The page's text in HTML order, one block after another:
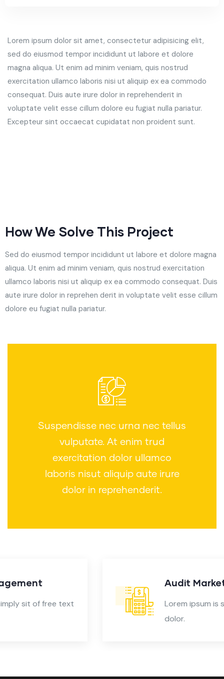
Lorem ipsum dolor sit amet, consectetur adipisicing elit,
sed do eiusmod tempor incididunt ut labore et dolore
magna aliqua. Ut enim ad minim veniam, quis nostrud
exercitation ullamco laboris nisi ut aliquip ex ea commodo
consequat. Duis aute irure dolor in reprehenderit in
voluptate velit esse cillum dolore eu fugiat nulla pariatur.
Excepteur sint occaecat cupidatat non proident sunt.
How We Solve This Project
Sed do eiusmod tempor incididunt ut labore et dolore magna
aliqua. Ut enim ad minim veniam, quis nostrud exercitation
ullamco laboris nisi ut aliquip ex ea commodo consequat. Duis
aute irure dolor in reprehen derit in voluptate velit esse cillum
dolore eu fugiat nulla pariatur.
Suspendisse nec urna nec tellus
vulputate. At enim trud
exercitation dolor ullamco
laboris nisut aliquip aute irure
dolor in reprehenderit.
Lorem ipsum is simply sit of free text